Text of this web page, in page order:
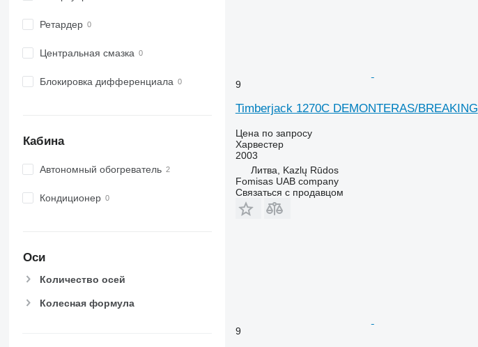
Ретардер
Центральная смазка
Блокировка дифференциала
Кабина
Автономный обогреватель
Кондиционер
Оси
Количество осей
Колесная формула
9
Timberjack 1270C DEMONTERAS/BREAKING
Цена по запросу
Харвестер
2003
Литва, Kazlų Rūdos
Fomisas UAB company
Связаться с продавцом
9